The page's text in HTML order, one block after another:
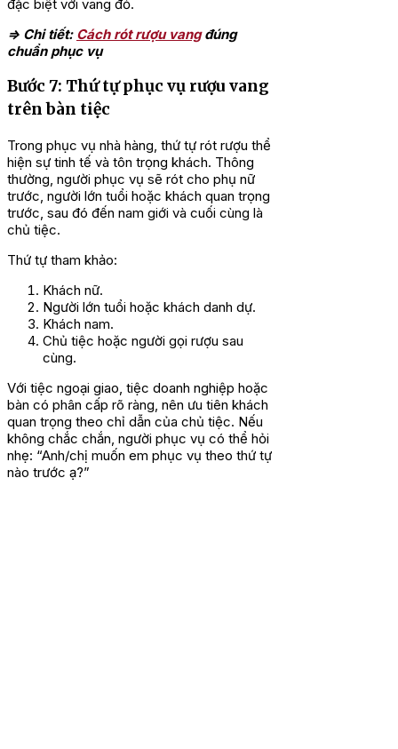
đặc biệt với vang đỏ.
=> Chi tiết: Cách rót rượu vangđúng
chuẩn phục vụ
Bước 7: Thứ tự phục vụ rượu vang
trên bàn tiệc
Trong phục vụ nhà hàng, thứ tự rót rượu thể
hiện sự tinh tế và tôn trọng khách. Thông
thường, người phục vụ sẽ rót cho phụ nữ
trước, người lớn tuổi hoặc khách quan trọng
trước, sau đó đến nam giới và cuối cùng là
chủ tiệc.
Thứ tự tham khảo:
Khách nữ.
Người lớn tuổi hoặc khách danh dự.
Khách nam.
Chủ tiệc hoặc người gọi rượu sau
cùng.
Với tiệc ngoại giao, tiệc doanh nghiệp hoặc
bàn có phân cấp rõ ràng, nên ưu tiên khách
quan trọng theo chỉ dẫn của chủ tiệc. Nếu
không chắc chắn, người phục vụ có thể hỏi
nhẹ: “Anh/chị muốn em phục vụ theo thứ tự
nào trước ạ?”